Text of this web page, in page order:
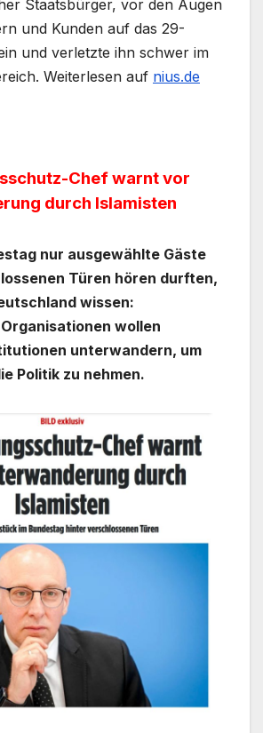
Staatsbürger, vor den Augen
und Kunden auf das 29-
und verletzte ihn schwer im
Weiterlesen auf nius.de
Chef warnt vor
durch Islamisten
nur ausgewählte Gäste
Türen hören durften,
wissen:
wollen
unterwandern, um
Politik zu nehmen.